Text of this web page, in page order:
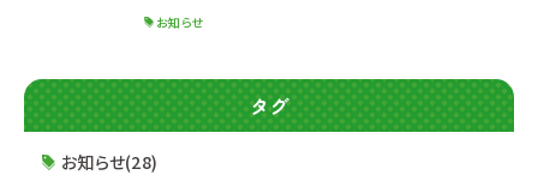
ベント申込は受付しています♪ （返信が遅くなる
可能性もありますが、ご了承ください。） ４月２９
日・５月６日 RAP体験DAY《浜松校》 ５月７日
お知らせ
タグ
お知らせ(28)